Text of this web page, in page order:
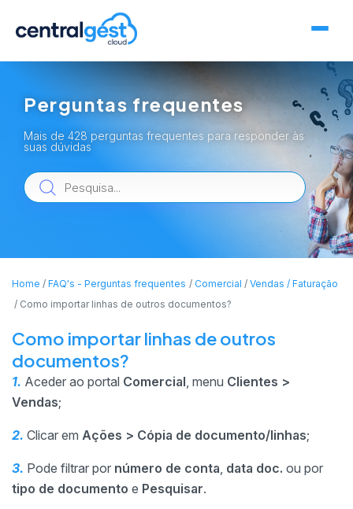
Perguntas frequentes
Mais de 428 perguntas frequentes para responder às
suas dúvidas
Home FAQ's - Perguntas frequentes Comercial
Vendas / Faturação
Como importar linhas de outros documentos?
Como importar linhas de outros
documentos?
1. Aceder ao portal Comercial, menu Clientes >
Vendas;
2. Clicar em Ações > Cópia de documento/linhas;
3. Pode filtrar por número de conta, data doc. ou por
tipo de documento e Pesquisar.